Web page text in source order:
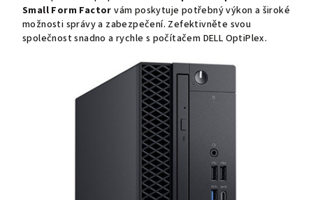
Small Form Factor vám poskytuje potřebný výkon a široké
možnosti správy a zabezpečení. Zefektivněte svou
společnost snadno a rychle s počítačem DELL OptiPlex.